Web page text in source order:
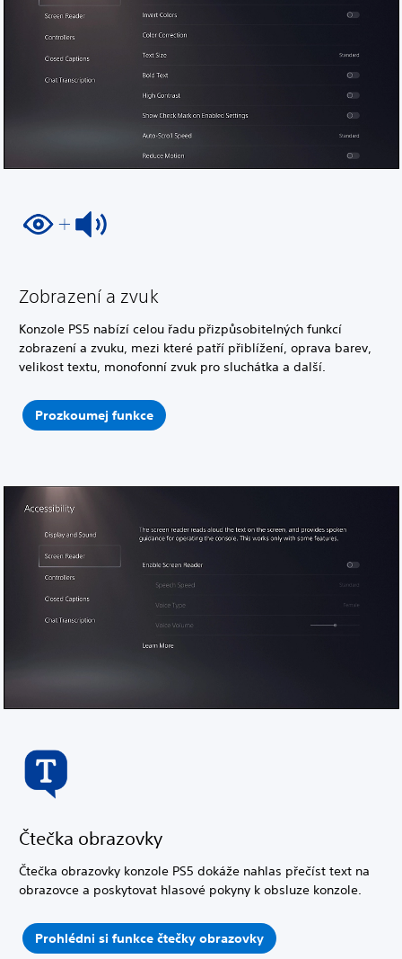
Zobrazení a zvuk
Konzole PS5 nabízí celou řadu přizpůsobitelných funkcí
zobrazení a zvuku, mezi které patří přiblížení, oprava barev,
velikost textu, monofonní zvuk pro sluchátka a další.
Prozkoumej funkce
Čtečka obrazovky
Čtečka obrazovky konzole PS5 dokáže nahlas přečíst text na
obrazovce a poskytovat hlasové pokyny k obsluze konzole.
Prohlédni si funkce čtečky obrazovky